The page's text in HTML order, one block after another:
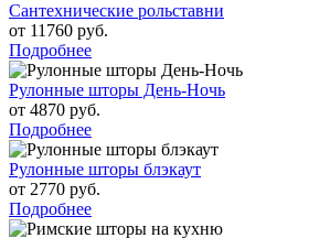
Сантехнические рольставни
от 11760 руб.
Подробнее
Рулонные шторы День-Ночь
от 4870 руб.
Подробнее
Рулонные шторы блэкаут
от 2770 руб.
Подробнее